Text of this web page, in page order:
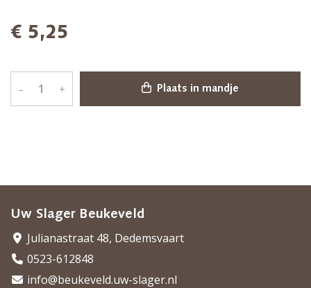
€ 5,25
– + Plaats in mandje
Uw Slager Beukeveld
Julianastraat 48, Dedemsvaart
0523-612848
info@beukeveld.uw-slager.nl